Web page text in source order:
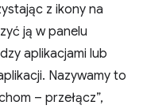
z ikony na
ją w panelu
aplikacjami lub
Nazywamy to
– przełącz”,